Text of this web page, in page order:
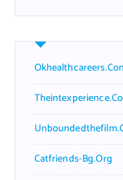
Catfriends-Bg.org